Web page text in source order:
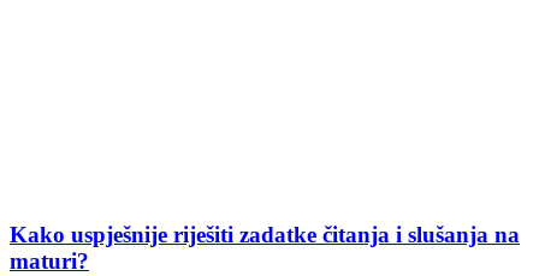
Kako uspješnije riješiti zadatke čitanja i slušanja na
maturi?